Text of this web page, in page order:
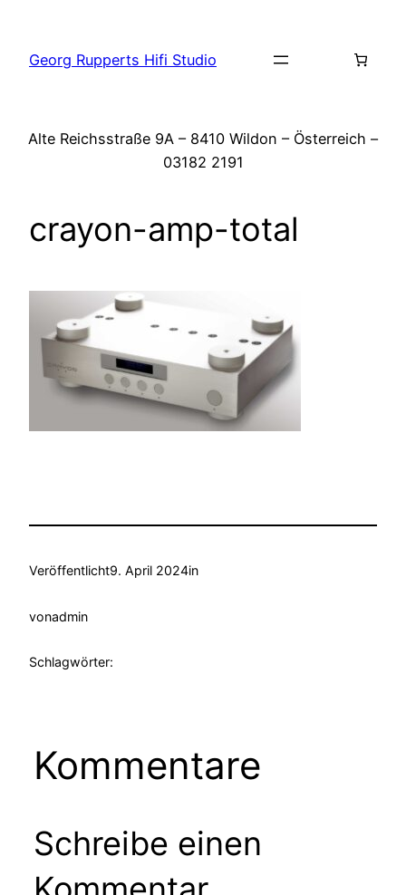
springen
Georg Rupperts Hifi Studio
Alte Reichsstraße 9A – 8410 Wildon – Österreich –
03182 2191
crayon-amp-total
Veröffentlicht9. April 2024in
vonadmin
Schlagwörter:
Kommentare
Schreibe einen